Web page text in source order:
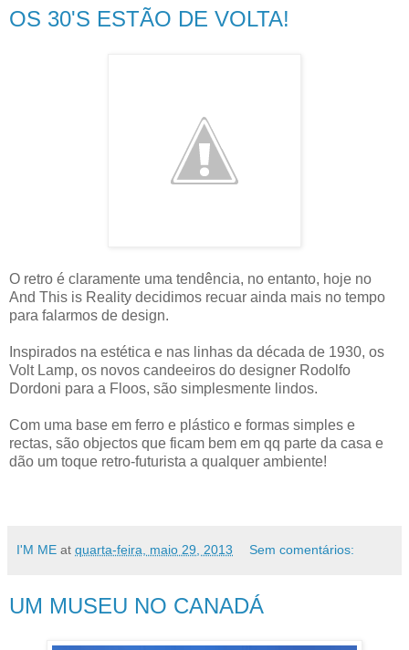
OS 30'S ESTÃO DE VOLTA!
O retro é claramente uma tendência, no entanto, hoje no
And This is Reality decidimos recuar ainda mais no tempo
para falarmos de design.
Inspirados na estética e nas linhas da década de 1930, os
Volt Lamp, os novos candeeiros do designer Rodolfo
Dordoni para a Floos, são simplesmente lindos.
Com uma base em ferro e plástico e formas simples e
rectas, são objectos que ficam bem em qq parte da casa e
dão um toque retro-futurista a qualquer ambiente!
I'M ME at quarta-feira, maio 29, 2013 Sem comentários:
UM MUSEU NO CANADÁ